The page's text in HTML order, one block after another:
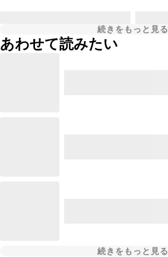
続きをもっと見る
あわせて読みたい
続きをもっと見る